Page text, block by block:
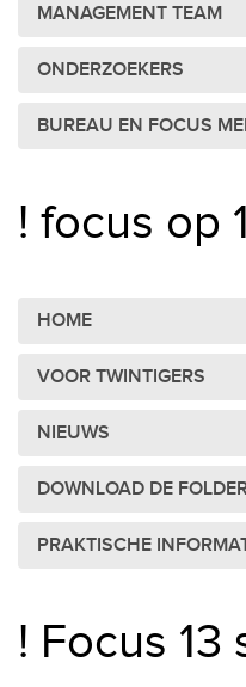
MANAGEMENT TEAM
ONDERZOEKERS
BUREAU EN FOCUS
! focus op
HOME
VOOR TWINTIGERS
NIEUWS
DOWNLOAD DE
PRAKTISCHE
! Focus